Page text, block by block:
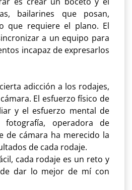
bailarines que posan,
que requiere el plano. El
a un equipo para
incapaz de expresarlos
adicción a los rodajes,
El esfuerzo físico de
y el esfuerzo mental de
operadora de
de cámara ha merecido la
de cada rodaje.
cada rodaje es un reto y
dar lo mejor de mí con